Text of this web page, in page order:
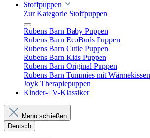
Stoffpuppen
Zur Kategorie Stoffpuppen
Rubens Barn Baby Puppen
Rubens Barn EcoBuds Puppen
Rubens Barn Cutie Puppen
Rubens Barn Kids Puppen
Rubens Barn Original Puppen
Rubens Barn Tummies mit Wärmekissen
Joyk Therapiepuppen
Kinder-TV-Klassiker
Menü schließen
Deutsch